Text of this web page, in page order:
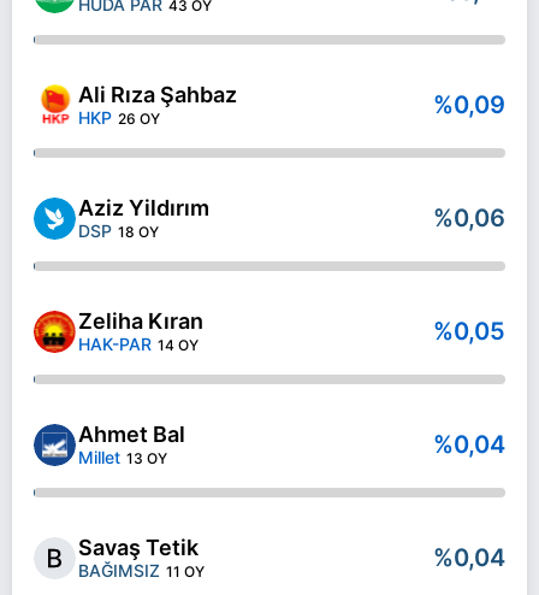
HÜDA PAR 43 OY
Ali Rıza Şahbaz
HKP 26 OY %0,09
Aziz Yildırım
DSP 18 OY %0,06
Zeliha Kıran
HAK-PAR 14 OY %0,05
Ahmet Bal
Millet 13 OY %0,04
Savaş Tetik
BAĞIMSIZ 11 OY %0,04